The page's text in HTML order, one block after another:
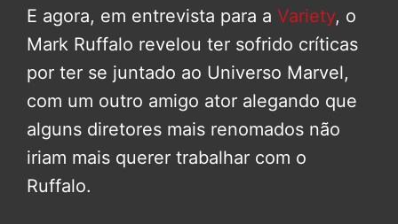
E agora, em entrevista para a Variety, o
Mark Ruffalo revelou ter sofrido críticas
por ter se juntado ao Universo Marvel,
com um outro amigo ator alegando que
alguns diretores mais renomados não
iriam mais querer trabalhar com o
Ruffalo.